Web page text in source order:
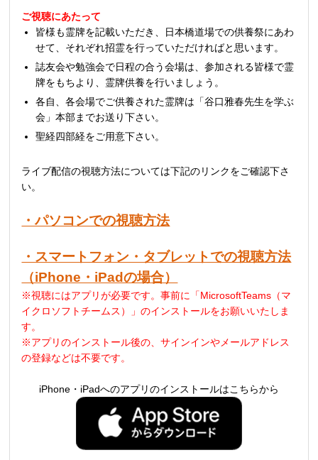
ご視聴にあたって
皆様も霊牌を記載いただき、日本橋道場での供養祭にあわ
せて、それぞれ招霊を行っていただければと思います。
誌友会や勉強会で日程の合う会場は、参加される皆様で霊
牌をもちより、霊牌供養を行いましょう。
各自、各会場でご供養された霊牌は「谷口雅春先生を学ぶ
会」本部までお送り下さい。
聖経四部経をご用意下さい。
ライブ配信の視聴方法については下記のリンクをご確認下さ
い。
・パソコンでの視聴方法
・スマートフォン・タブレットでの視聴方法
（iPhone・iPadの場合）
※視聴にはアプリが必要です。事前に「MicrosoftTeams（マ
イクロソフトチームス）」のインストールをお願いいたしま
す。
※アプリのインストール後の、サインインやメールアドレス
の登録などは不要です。
iPhone・iPadへのアプリのインストールはこちらから